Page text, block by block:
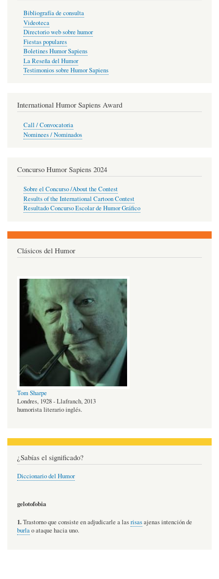
Bibliografía de consulta
Videoteca
Directorio web sobre humor
Fiestas populares
Boletines Humor Sapiens
La Reseña del Humor
Testimonios sobre Humor Sapiens
International Humor Sapiens Award
Call / Convocatoria
Nominees / Nominados
Concurso Humor Sapiens 2024
Sobre el Concurso /About the Contest
Results of the International Cartoon Contest
Resultado Concurso Escolar de Humor Gráfico
Clásicos del Humor
Tom Sharpe
Londres, 1928 - Llafranch, 2013
humorista literario inglés.
¿Sabías el significado?
Diccionario del Humor
gelotofobia
1.Trastorno que consiste en adjudicarle a lasrisasajenas intención de
burlao ataque hacia uno.